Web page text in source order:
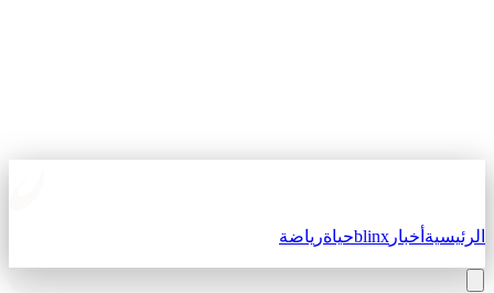
الرئيسيةأخبارblinxحياةرياضة